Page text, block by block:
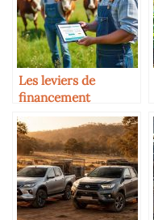
Les leviers de
financement
participatif pour la
filière bovine